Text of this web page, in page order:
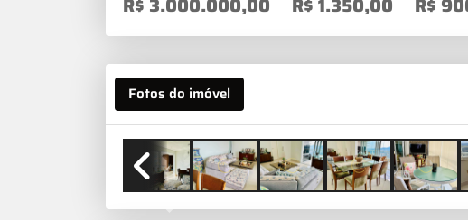
R$ 3.000.000,00 R$1.350,00 R$
Fotos do imóvel
Previous